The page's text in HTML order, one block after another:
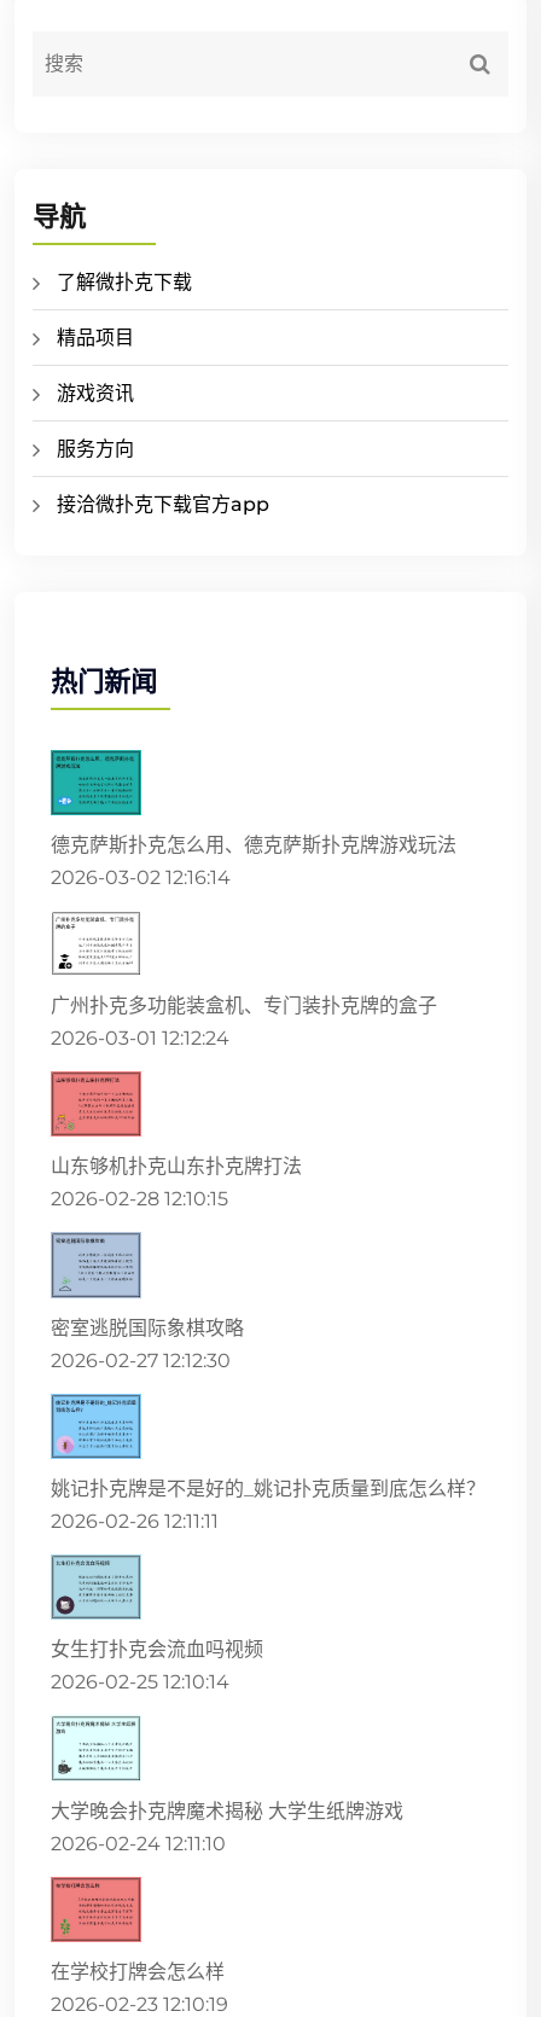
导航
了解微扑克下载
精品项目
游戏资讯
服务方向
接洽微扑克下载官方app
热门新闻
德克萨斯扑克怎么用、德克萨斯扑克牌游戏玩法
2026-03-02 12:16:14
广州扑克多功能装盒机、专门装扑克牌的盒子
2026-03-01 12:12:24
山东够机扑克山东扑克牌打法
2026-02-28 12:10:15
密室逃脱国际象棋攻略
2026-02-27 12:12:30
姚记扑克牌是不是好的_姚记扑克质量到底怎么样？
2026-02-26 12:11:11
女生打扑克会流血吗视频
2026-02-25 12:10:14
大学晚会扑克牌魔术揭秘 大学生纸牌游戏
2026-02-24 12:11:10
在学校打牌会怎么样
2026-02-23 12:10:19